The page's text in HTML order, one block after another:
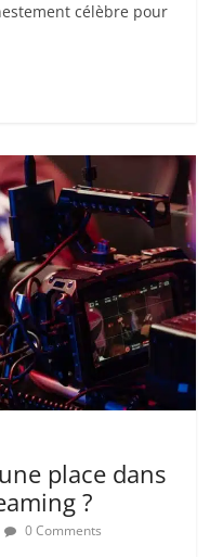
célèbre pour
place dans
?
0 Comments